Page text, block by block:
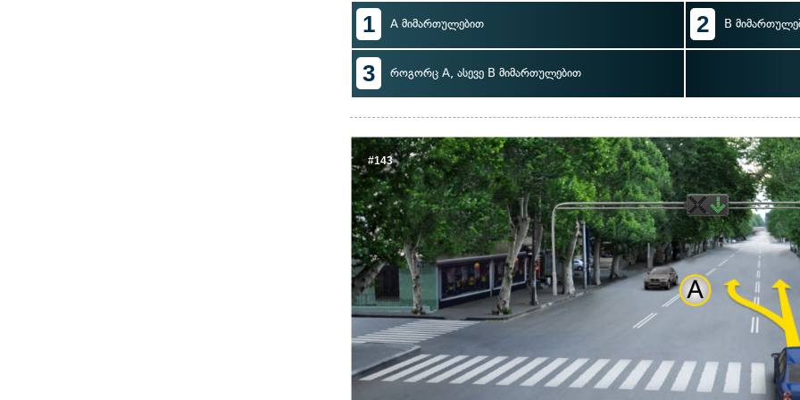
1 A მიმართულებით 2 B
3 როგორც A, ასევე B მიმართულებით
#143